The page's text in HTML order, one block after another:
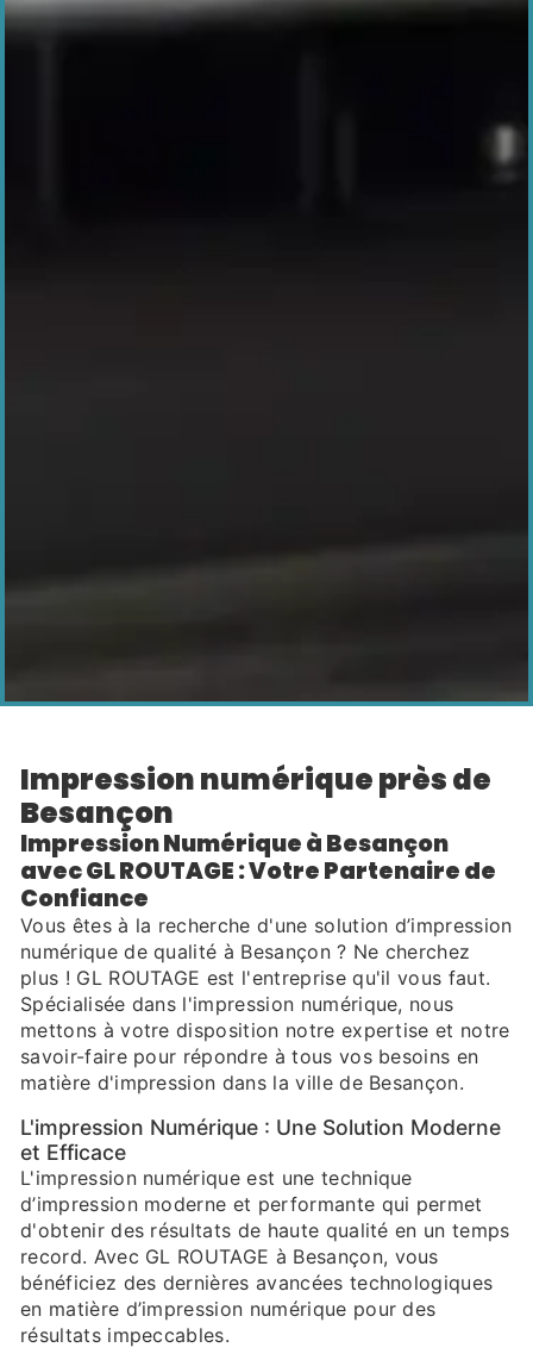
impression numérique près de
Besançon
Impression Numérique à Besançon
avec GL ROUTAGE : Votre Partenaire de
Confiance
Vous êtes à la recherche d'une solution d’impression
numérique de qualité à Besançon ? Ne cherchez
plus ! GL ROUTAGE est l'entreprise qu'il vous faut.
Spécialisée dans l'impression numérique, nous
mettons à votre disposition notre expertise et notre
savoir-faire pour répondre à tous vos besoins en
matière d'impression dans la ville de Besançon.
L'impression Numérique : Une Solution Moderne
et Efficace
L'impression numérique est une technique
d’impression moderne et performante qui permet
d'obtenir des résultats de haute qualité en un temps
record. Avec GL ROUTAGE à Besançon, vous
bénéficiez des dernières avancées technologiques
en matière d’impression numérique pour des
résultats impeccables.